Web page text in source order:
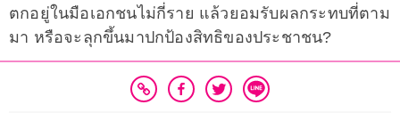
ตกอยู่ในมือเอกชนไม่กี่ราย แล้วยอมรับผลกระทบที่ตาม
มา หรือจะลุกขึ้นมาปกป้องสิทธิของประชาชน?